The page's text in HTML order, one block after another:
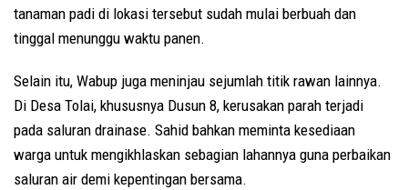
tanaman padi di lokasi tersebut sudah mulai berbuah dan
tinggal menunggu waktu panen.
Selain itu, Wabup juga meninjau sejumlah titik rawan lainnya.
Di Desa Tolai, khususnya Dusun 8, kerusakan parah terjadi
pada saluran drainase. Sahid bahkan meminta kesediaan
warga untuk mengikhlaskan sebagian lahannya guna perbaikan
saluran air demi kepentingan bersama.